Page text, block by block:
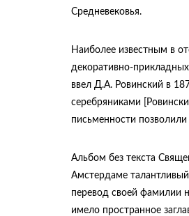
Средневековья.
Наиболее известным в
декоративно-
ввел Д.А. Ровинский в
серебряниками
письменности
Альбом без текста
Амстердаме
перевод своей фамилии
имело пространное